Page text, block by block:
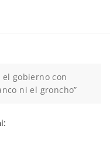
el gobierno con
ni el groncho”